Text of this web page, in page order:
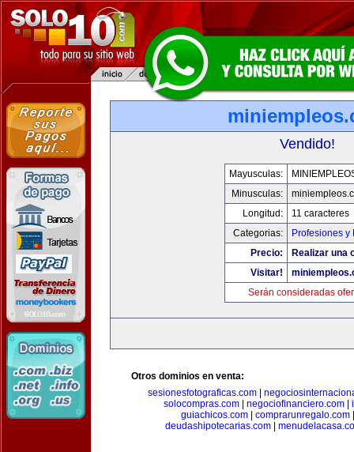
Vendido!
Mayusculas:
Minusculas:
Longitud:
11 caracteres
Categorias:
Profesiones y
Precio:
Realizar una
Visitar!
Serán consideradas
Otros dominios en venta:
sesionesfotograficas.com
solocompras.com| negociofinanciero.com|
guiachicos.com
comprarunregalo.com
deudashipotecarias.com|